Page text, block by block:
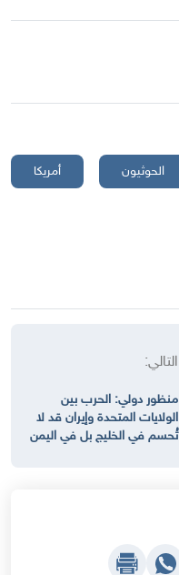
الحوثيون أمريكا
التالي:
منظور دولي: الحرب بين
الولايات المتحدة وإيران قد لا
تُحسم في الخليج بل في اليمن